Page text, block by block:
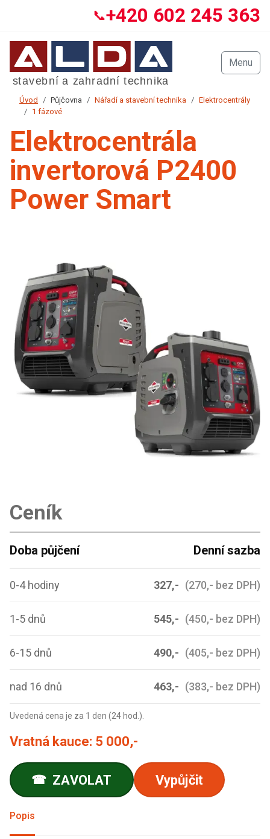
📞+420 602 245 363
Menu
Úvod Půjčovna Nářadí a stavební technika
Elektrocentrály
1 fázové
Elektrocentrála
invertorová P2400
Power Smart
Ceník
Doba půjčení Denní sazba
0-4 hodiny 327,- (270,- bez DPH)
1-5 dnů 545,- (450,- bez DPH)
6-15 dnů 490,- (405,- bez DPH)
nad 16 dnů 463,- (383,- bez DPH)
Uvedená cena je za 1 den (24 hod.).
Vratná kauce: 5 000,-
☎ ZAVOLAT Vypůjčit
Popis